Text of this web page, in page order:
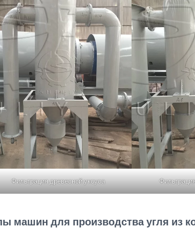
Фильтрация древесной уксуса
машин для производства угля из